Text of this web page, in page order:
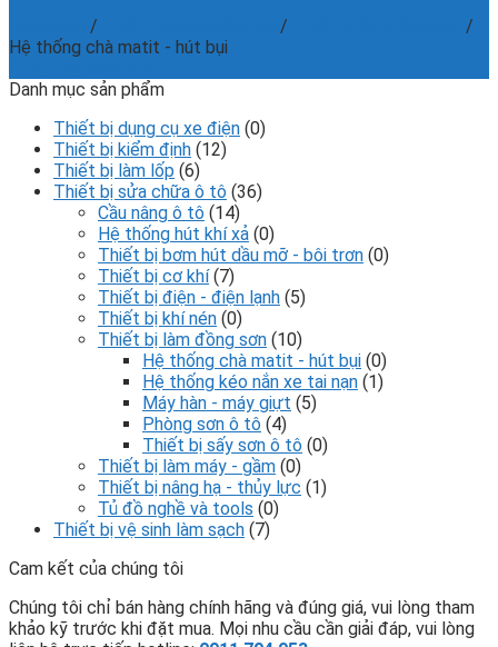
/ /
/
Hệ thống chà matit - hút bụi
Danh mục sản phẩm
Thiết bị dụng cụ xe điện (0)
Thiết bị kiểm định (12)
Thiết bị làm lốp (6)
Thiết bị sửa chữa ô tô (36)
Cầu nâng ô tô (14)
Hệ thống hút khí xả (0)
Thiết bị bơm hút dầu mỡ - bôi trơn (0)
Thiết bị cơ khí (7)
Thiết bị điện - điện lạnh (5)
Thiết bị khí nén (0)
Thiết bị làm đồng sơn (10)
Hệ thống chà matit - hút bụi (0)
Hệ thống kéo nắn xe tai nạn (1)
Máy hàn - máy giựt (5)
Phòng sơn ô tô (4)
Thiết bị sấy sơn ô tô (0)
Thiết bị làm máy - gầm (0)
Thiết bị nâng hạ - thủy lực (1)
Tủ đồ nghề và tools (0)
Thiết bị vệ sinh làm sạch (7)
Cam kết của chúng tôi
Chúng tôi chỉ bán hàng chính hãng và đúng giá, vui lòng tham
khảo kỹ trước khi đặt mua. Mọi nhu cầu cần giải đáp, vui lòng